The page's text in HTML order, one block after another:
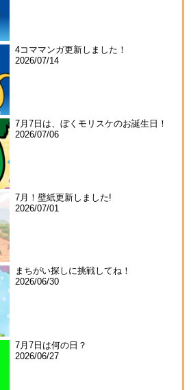
4コママンガ更新しました！
2026/07/14
7月7日は、ぼくモリスケのお誕生日！
2026/07/06
7月！壁紙更新しました!
2026/07/01
まちがい探しに挑戦してね！
2026/06/30
7月7日は何の日？
2026/06/27